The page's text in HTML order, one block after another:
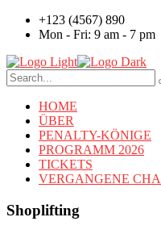
+123 (4567) 890
Mon - Fri: 9 am - 7 pm
HOME
ÜBER
PENALTY-KÖNIGE
PROGRAMM 2026
TICKETS
VERGANGENE
Shoplifting